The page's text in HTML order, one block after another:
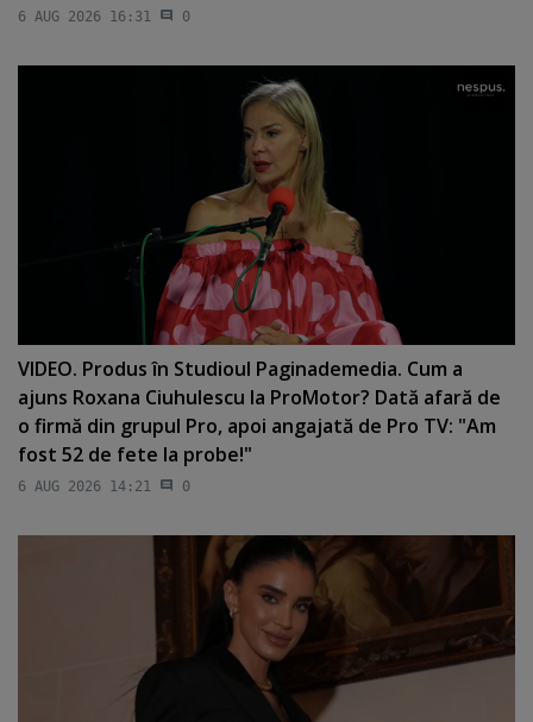
6 AUG 2026 16:31 0
VIDEO. Produs în Studioul Paginademedia. Cum a
ajuns Roxana Ciuhulescu la ProMotor? Dată afară de
o firmă din grupul Pro, apoi angajată de Pro TV: "Am
fost 52 de fete la probe!"
6 AUG 2026 14:21 0